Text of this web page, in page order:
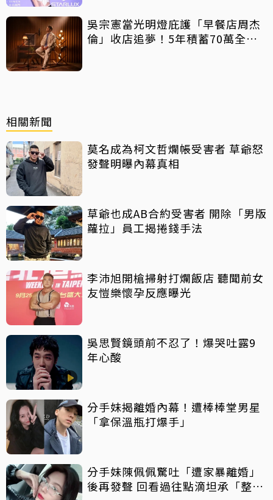
吳宗憲當光明燈庇護「早餐店周杰
倫」收店追夢！5年積蓄70萬全砸
相關新聞
莫名成為柯文哲爛帳受害者 草爺怒
發聲明曝內幕真相
草爺也成AB合約受害者 開除「男版
蘿拉」員工揭捲錢手法
李沛旭開槍掃射打爛飯店 聽聞前女
友愷樂懷孕反應曝光
吳思賢鏡頭前不忍了！爆哭吐露9
年心酸
分手妹揭離婚內幕！遭棒棒堂男星
「拿保溫瓶打爆手」
分手妹陳佩佩驚吐「遭家暴離婚」
後再發聲 回看過往點滴坦承「整天